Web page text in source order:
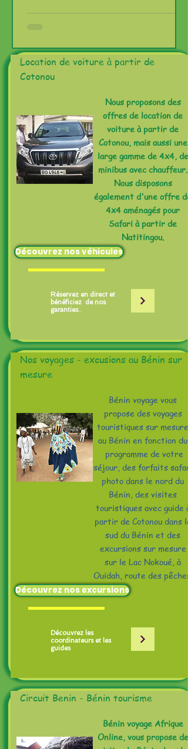
découvrir l’une des traditions
spirituelles les plus anciennes et
vivantes d’Afrique de l’Ouest.
Location de voiture à partir de
Cotonou
​Nous proposons des
offres de location de
voiture à partir de
Cotonou, mais aussi une
large gamme de 4x4, de
minibus avec chauffeur.
Nous disposons
également d'une offre de
4x4 aménagés pour
Safari à partir de
Natitingou.
Découvrez nos véhicules
Réservez en direct et
bénéficiez de nos
garanties..
Nos voyages - excusions au Bénin sur
mesure
Bénin voyage vous
propose des voyages
touristiques sur mesure
au Bénin en fonction du
programme de votre
séjour, des forfaits safari
photo dans le nord du
Bénin, des visites
touristiques avec guide à
partir de Cotonou dans le
sud du Bénin et des
excursions sur mesure
sur le Lac Nokoué, à
Ouidah, route des pêches.
Découvrez nos excursions
Découvrez les
coordinateurs et les
guides
Circuit Benin - Bénin tourisme
​Bénin voyage Afrique
Online, vous propose de